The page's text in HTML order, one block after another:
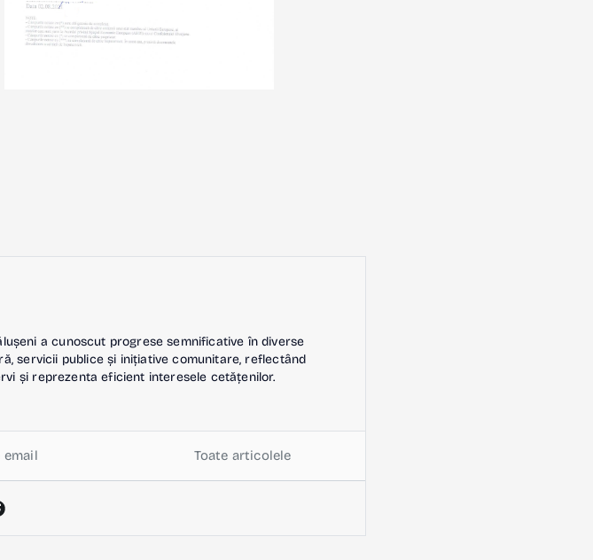
a cunoscut progrese semnificative în diverse
servicii publice și inițiative comunitare, reflectând
și reprezenta eficient interesele cetățenilor.
email Toate articolele